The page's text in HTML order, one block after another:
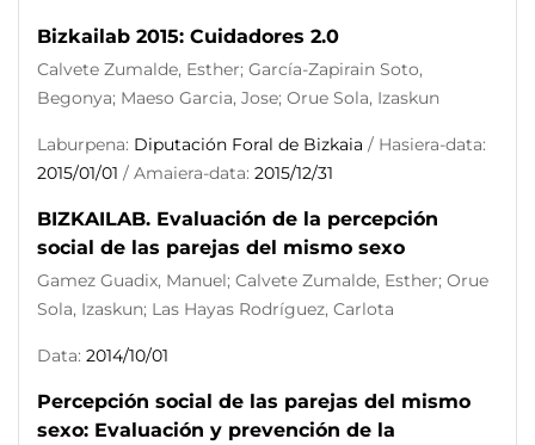
Bizkailab 2015: Cuidadores 2.0
Calvete Zumalde, Esther; García-Zapirain Soto,
Begonya; Maeso Garcia, Jose; Orue Sola, Izaskun
Laburpena: Diputación Foral de Bizkaia / Hasiera-data:
2015/01/01 / Amaiera-data: 2015/12/31
BIZKAILAB. Evaluación de la percepción
social de las parejas del mismo sexo
Gamez Guadix, Manuel; Calvete Zumalde, Esther; Orue
Sola, Izaskun; Las Hayas Rodríguez, Carlota
Data: 2014/10/01
Percepción social de las parejas del mismo
sexo: Evaluación y prevención de la